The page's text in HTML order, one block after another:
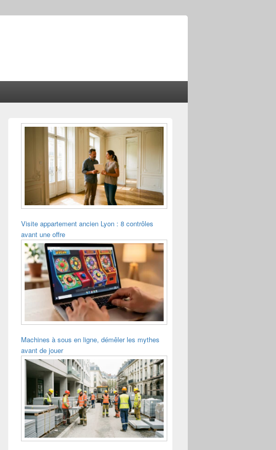
Zone
Visite appartement ancien Lyon : 8 contrôles
avant une offre
Machines à sous en ligne, démêler les mythes
avant de jouer